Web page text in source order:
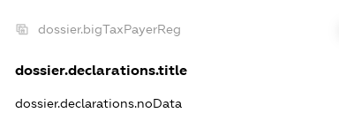
dossier.bigTaxPayerReg
dossier.declarations.title
dossier.declarations.noData